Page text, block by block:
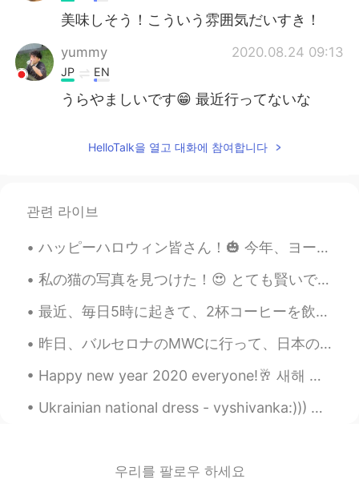
美味しそう！こういう雰囲気だいすき！
yummy 2020.08.24 09:13
JP EN
うらやましいです😁 最近行ってないな
HelloTalk을 열고 대화에 참여합니다
관련 라이브
ハッピーハロウィン皆さん！🎃 今年、ヨーロッパにはパーティーがキャンセルしたけど、家で家族とお祝います！🎆 ハロウィンは昔の休日です。昔の人によると、今日は幽霊の世界と私たちの世界の間の障壁はと...
私の猫の写真を見つけた！😍 とても賢いで優しかった猫だった。 この写真には19歳だった。本物猫仙人でしょ？笑 名前はボルーマンだった。 日本にはその伝説がありますか？20歳の猫は化け猫になるだ...
最近、毎日5時に起きて、2杯コーヒーを飲んで、言語勉強をして、YouTubeの仕事します。 新しいビデオまだ終わらなかったけど「ちょっと完璧主義だから 笑」 すぐに投稿したい！ あなた達は何か...
昨日、バルセロナのMWCに行って、日本のチームと一緒に働いて、書類の翻訳した。🇯🇵🇯🇵 たくさんの仕事がありましたけど、すごく楽しかった！MWCは新技術に関する世界最大のイベントの1つです。 新...
Happy new year 2020 everyone!🥂 새해 복 많이 받으세요! 올해 행운을 빈다😉 明けましておめでとうございます皆んなさん！ 今年は色々なイベントがだった、悪い...
Ukrainian national dress - vyshivanka:))) Usually it costs from 100$ to 1000$. I have several han...
우리를 팔로우 하세요